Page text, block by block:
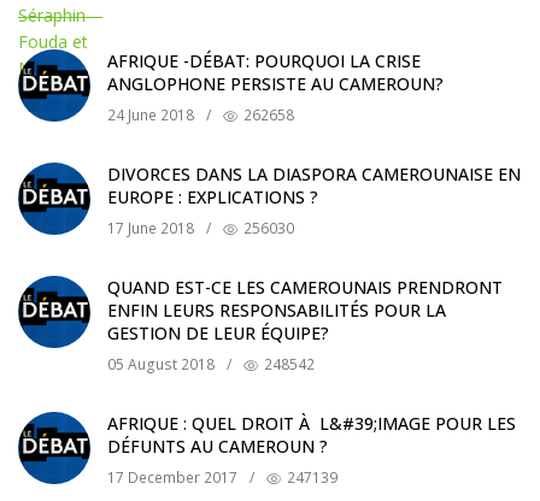
AFRIQUE -DÉBAT: POURQUOI LA CRISE
ANGLOPHONE PERSISTE AU CAMEROUN?
24 June 2018 / 262658
DIVORCES DANS LA DIASPORA CAMEROUNAISE EN
EUROPE : EXPLICATIONS ?
17 June 2018 / 256030
QUAND EST-CE LES CAMEROUNAIS PRENDRONT
ENFIN LEURS RESPONSABILITÉS POUR LA
GESTION DE LEUR ÉQUIPE?
05 August 2018 / 248542
AFRIQUE : QUEL DROIT À L&#39;IMAGE POUR LES
DÉFUNTS AU CAMEROUN ?
17 December 2017 / 247139